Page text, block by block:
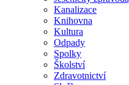
Kanalizace
Knihovna
Kultura
Odpady
Spolky
Školství
Zdravotnictví